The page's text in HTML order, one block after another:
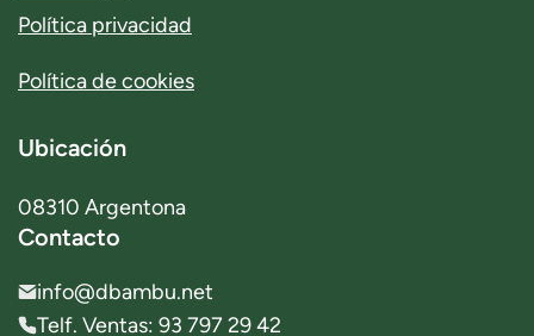
Política privacidad
Política de cookies
Ubicación
08310 Argentona
Contacto
info@dbambu.net
Telf. Ventas: 93 797 29 42